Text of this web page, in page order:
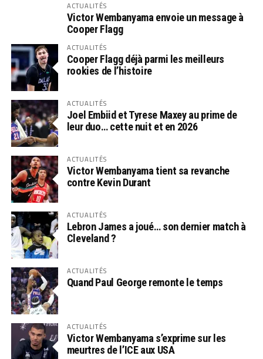
ACTUALITÉS
Victor Wembanyama envoie un message à
Cooper Flagg
ACTUALITÉS
Cooper Flagg déjà parmi les meilleurs
rookies de l’histoire
ACTUALITÉS
Joel Embiid et Tyrese Maxey au prime de
leur duo… cette nuit et en 2026
ACTUALITÉS
Victor Wembanyama tient sa revanche
contre Kevin Durant
ACTUALITÉS
Lebron James a joué… son dernier match à
Cleveland ?
ACTUALITÉS
Quand Paul George remonte le temps
ACTUALITÉS
Victor Wembanyama s’exprime sur les
meurtres de l’ICE aux USA